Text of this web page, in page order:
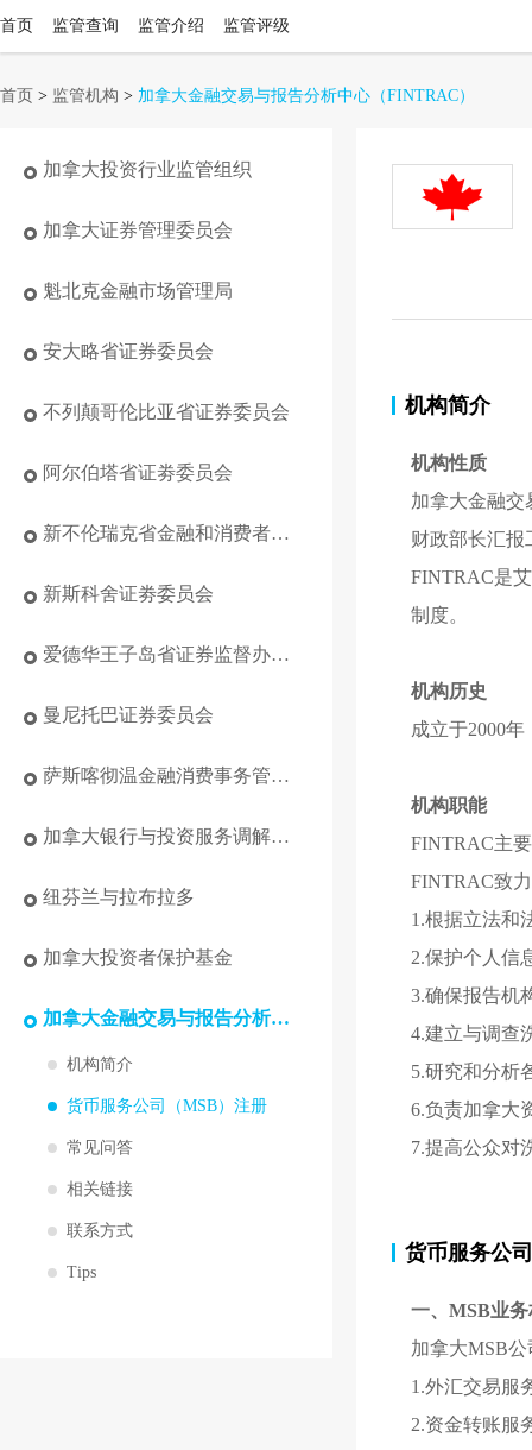
首页 监管查询 监管介绍 监管评级
首页 > 监管机构 > 加拿大金融交易与报告分析中心 （FINTRAC）
加拿大投资行业监管组织
加拿大证券管理委员会
魁北克金融市场管理局
安大略省证券委员会
不列颠哥伦比亚省证券委员会
阿尔伯塔省证劵委员会
新不伦瑞克省金融和消费者服务委员会
新斯科舍证劵委员会
爱德华王子岛省证券监督办公室
曼尼托巴证券委员会
萨斯喀彻温金融消费事务管理局
加拿大银行与投资服务调解专员
纽芬兰与拉布拉多
加拿大投资者保护基金
加拿大金融交易与报告分析中心
机构简介
货币服务公司（MSB）注册
常见问答
相关链接
联系方式
Tips
机构简介
机构性质
加拿大金融交
财政部长汇报
FINTRAC是
制度。
机构历史
成立于2000年
机构职能
FINTRAC主
FINTRAC致
1.根据立法和
2.保护个人信
3.确保报告机
4.建立与调查
5.研究和分析
6.负责加拿大
7.提高公众对
货币服务公
一、MSB业
加拿大MSB
1.外汇交易服
2.资金转账服